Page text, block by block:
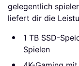
gelegentlich
liefert dir die
1 TB SSD-
Spielen